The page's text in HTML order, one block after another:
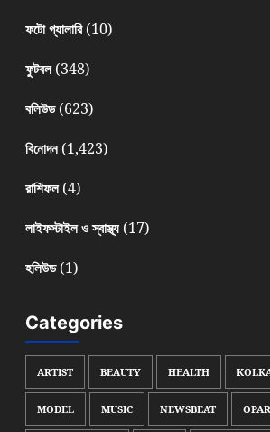
ফটো গ্যালারি(10)
ফুটবল(348)
বলিউড(623)
বিনোদন(1,423)
রাশিফল(4)
লাইফস্টাইল ও স্বাস্থ্য(17)
হলিউড(1)
Categories
ARTIST BEAUTY HEALTH
MODEL MUSIC NEWSBEAT